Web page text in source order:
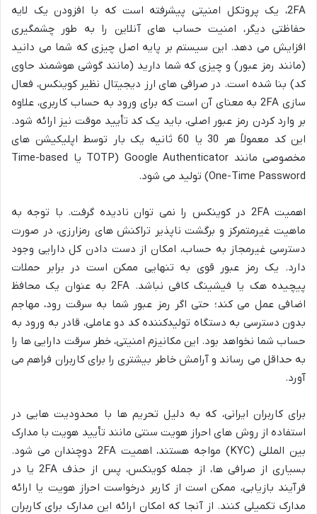
2FA، یک پروتکل امنیتی پیشرفته است که با افزودن یک لایه
حفاظتی دیگر، امنیت حساب های آنلاین را به طور چشمگیری
افزایش می دهد. این سیستم بر پایه اصل چیزی که شما می دانید
(مانند رمز عبور) و چیزی که شما دارید (مانند گوشی هوشمند حاوی
کد) بنا شده است. در صرافی های ارز دیجیتال نظیر کوینکس، فعال
سازی 2FA به معنای آن است که برای ورود به حساب کاربری، علاوه
بر وارد کردن رمز عبور اصلی، باید یک کد تأیید موقت نیز ارائه شود.
این کد معمولاً هر 30 یا 60 ثانیه یک بار توسط اپلیکیشن های
مخصوصی مانند Google Authenticator (TOTP یا Time-based
One-Time Password) تولید می شود.
اهمیت 2FA در کوینکس را نمی توان نادیده گرفت. با توجه به
ماهیت غیرمتمرکز و برگشت ناپذیر تراکنش های رمزارزی، در صورت
دسترسی غیرمجاز به حساب، امکان از دست دادن کل دارایی وجود
دارد. یک رمز عبور قوی به تنهایی ممکن است در برابر حملات
پیچیده هک یا فیشینگ کافی نباشد. 2FA به عنوان یک محافظ
اضافی عمل می کند؛ حتی اگر رمز عبور شما به سرقت رود، مهاجم
بدون دسترسی به دستگاه تولیدکننده کد دو عاملی، قادر به ورود به
حساب شما نخواهد بود. این مکانیزم امنیتی، خطر سرقت دارایی ها را
به حداقل می رساند و آرامش خاطر بیشتری را برای کاربران فراهم می
آورد.
برای کاربران ایرانی، که به دلیل تحریم ها با محدودیت هایی در
استفاده از روش های احراز هویت سنتی مانند تأیید هویت با مدارک
بین المللی (KYC) مواجه هستند، اهمیت 2FA دوچندان می شود.
بسیاری از صرافی ها، از جمله کوینکس، پس از حذف 2FA یا در
فرآیند بازیابی، ممکن است از کاربر درخواست احراز هویت یا ارائه
مدارک تکمیلی کنند. از آنجا که امکان ارائه این مدارک برای کاربران